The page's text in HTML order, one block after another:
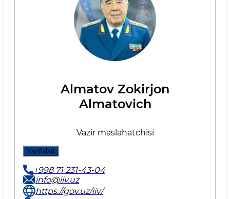
Almatov Zokirjon
Almatovich
Vazir maslahatchisi
Vazifalari
+998 71 231-43-04
info@iiv.uz
https://gov.uz/iiv/